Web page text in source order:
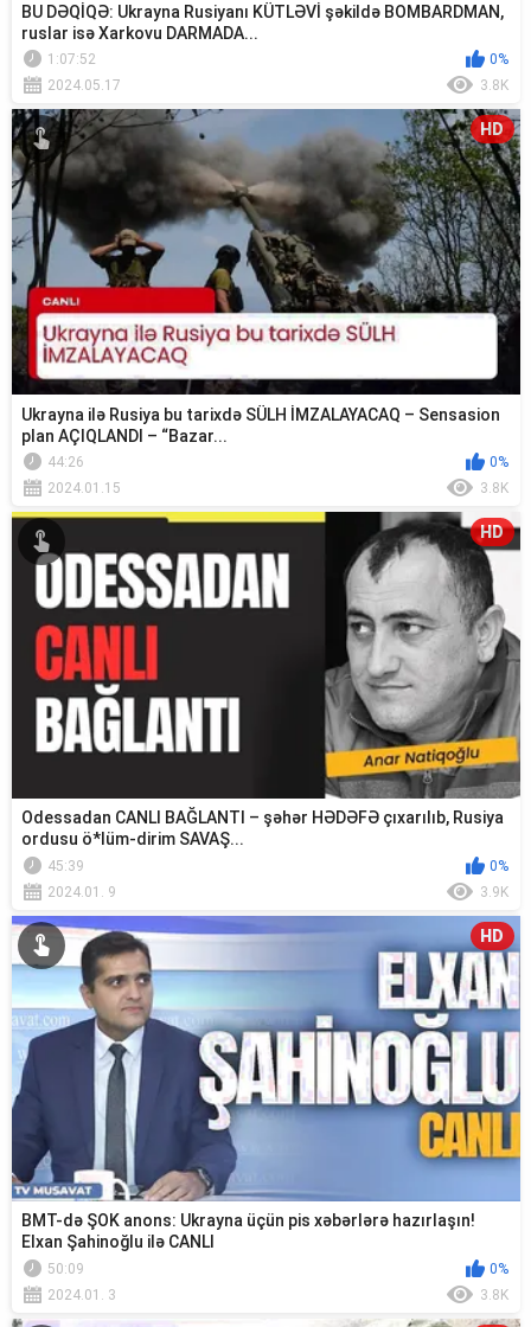
BU DƏQİQƏ: Ukrayna Rusiyanı KÜTLƏVİ şəkildə BOMBARDMAN,
ruslar isə Xarkovu DARMADA...
1:07:52
0%
2024.05.17
3.8K
HD
Ukrayna ilə Rusiya bu tarixdə SÜLH İMZALAYACAQ – Sensasion
plan AÇIQLANDI – “Bazar...
44:26
0%
2024.01.15
3.8K
HD
Odessadan CANLI BAĞLANTI – şəhər HƏDƏFƏ çıxarılıb, Rusiya
ordusu ö*lüm-dirim SAVAŞ...
45:39
0%
2024.01. 9
3.9K
HD
BMT-də ŞOK anons: Ukrayna üçün pis xəbərlərə hazırlaşın!
Elxan Şahinoğlu ilə CANLI
50:09
0%
2024.01. 3
3.8K